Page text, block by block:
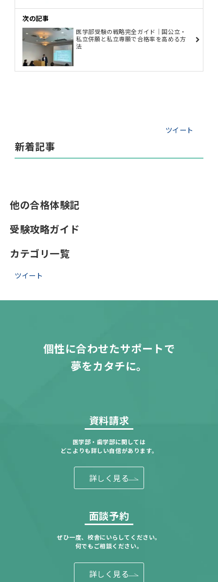
次の記事
医学部受験の戦略完全ガイド｜国公立・
私立併願と私立専願で合格率を高める方
法
ツイート
新着記事
他の合格体験記
受験攻略ガイド
カテゴリ一覧
ツイート
個性に合わせたサポートで
夢をカタチに。
資料請求
医学部・歯学部に関しては
どこよりも詳しい自信があります。
詳しく見る
面談予約
ぜひ一度、校舎にいらしてください。
何でもご相談ください。
詳しく見る